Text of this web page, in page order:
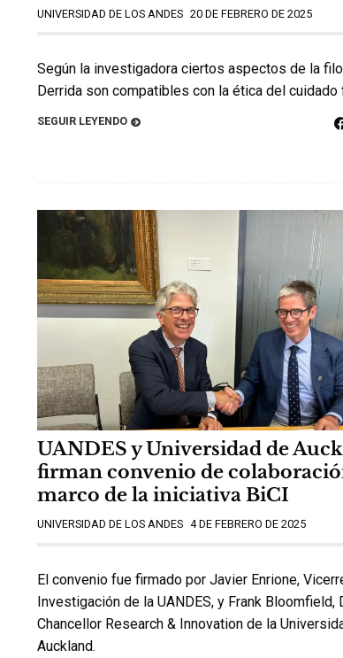
UNIVERSIDAD DE LOS ANDES 20 DE FEBRERO DE 2025
Según la investigadora ciertos aspectos de la
Derrida son compatibles con la ética del
SEGUIR LEYENDO
UANDES y Universidad de
firman convenio de
marco de la iniciativa BiCI
UNIVERSIDAD DE LOS ANDES 4 DE FEBRERO DE 2025
El convenio fue firmado por Javier Enrione,
Investigación de la UANDES, y Frank Bloomfield,
Chancellor Research & Innovation de la
Auckland.